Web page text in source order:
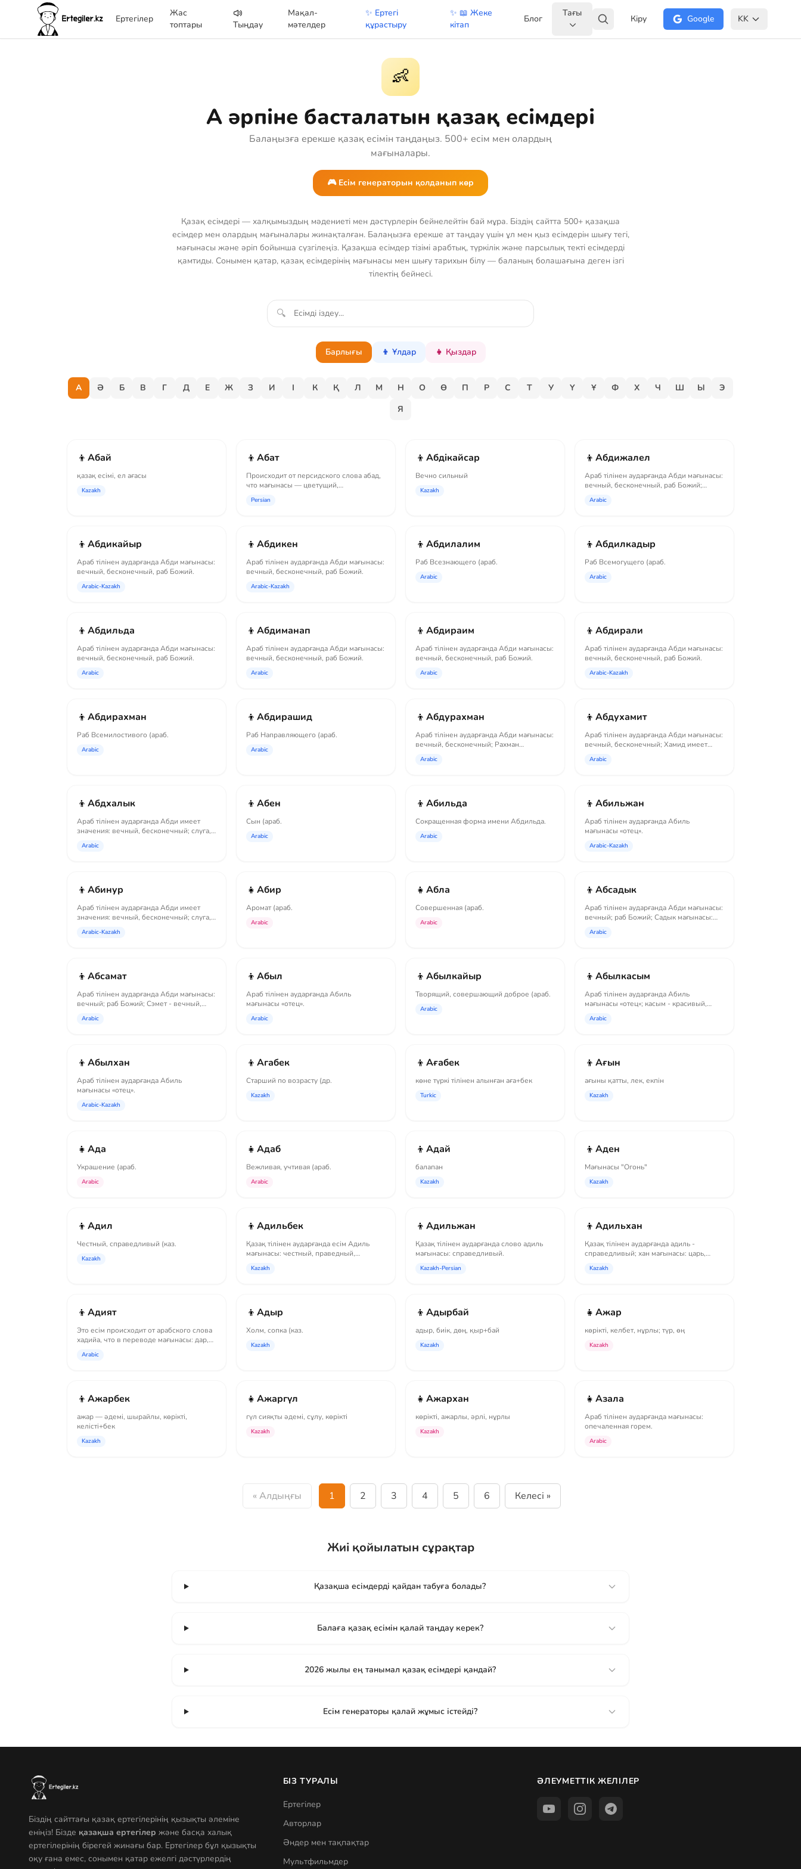
Ертегілер
Жас
топтары
Тыңдау
Мақал-
мәтелдер
✨ Ертегі
құрастыру
✨ 📖 Жеке
кітап
Блог
Тағы
Кіру Google KK
👶
А әрпіне басталатын қазақ есімдері
Балаңызға ерекше қазақ есімін таңдаңыз. 500+ есім мен олардың
мағыналары.
🎮 Есім генераторын қолданып көр
Қазақ есімдері — халқымыздың мәдениеті мен дәстүрлерін бейнелейтін бай мұра. Біздің сайтта 500+ қазақша
есімдер мен олардың мағыналары жинақталған. Балаңызға ерекше ат таңдау үшін ұл мен қыз есімдерін шығу тегі,
мағынасы және әріп бойынша сүзгілеңіз. Қазақша есімдер тізімі арабтық, түркілік және парсылық текті есімдерді
қамтиды. Сонымен қатар, қазақ есімдерінің мағынасы мен шығу тарихын білу — баланың болашағына деген ізгі
тілектің бейнесі.
🔍
Барлығы 👦 Ұлдар 👧 Қыздар
А Ә Б В Г Д Е Ж З И І К Қ Л М Н О Ө П Р С Т У Ү Ұ Ф Х Ч Ш Ы
Э
Я
👦 Абай
қазақ есімі, ел ағасы
Kazakh
👦 Абат
Происходит от персидского слова абад,
что мағынасы — цветущий,
Persian
👦 Абдiкайсар
Вечно сильный
Kazakh
👦 Абдижалел
Араб тілінен аударғанда Абди мағынасы:
вечный, бесконечный, раб Божий;
Arabic
👦 Абдикайыр
Араб тілінен аударғанда Абди мағынасы:
вечный, бесконечный, раб Божий.
Arabic-Kazakh
👦 Абдикен
Араб тілінен аударғанда Абди мағынасы:
вечный, бесконечный, раб Божий.
Arabic-Kazakh
👦 Абдилалим
Раб Всезнающего (араб.
Arabic
👦 Абдилкадыр
Раб Всемогущего (араб.
Arabic
👦 Абдильда
Араб тілінен аударғанда Абди мағынасы:
вечный, бесконечный, раб Божий.
Arabic
👦 Абдиманап
Араб тілінен аударғанда Абди мағынасы:
вечный, бесконечный, раб Божий.
Arabic
👦 Абдираим
Араб тілінен аударғанда Абди мағынасы:
вечный, бесконечный, раб Божий.
Arabic
👦 Абдирали
Араб тілінен аударғанда Абди мағынасы:
вечный, бесконечный, раб Божий.
Arabic-Kazakh
👦 Абдирахман
Раб Всемилостивого (араб.
Arabic
👦 Абдирашид
Раб Направляющего (араб.
Arabic
👦 Абдурахман
Араб тілінен аударғанда Абди мағынасы:
вечный, бесконечный; Рахман
Arabic
👦 Абдухамит
Араб тілінен аударғанда Абди мағынасы:
вечный, бесконечный; Хамид имеет
Arabic
👦 Абдхалык
Араб тілінен аударғанда Абди имеет
значения: вечный, бесконечный; слуга,
Arabic
👦 Абен
Сын (араб.
Arabic
👦 Абильда
Сокращенная форма имени Абдильда.
Arabic
👦 Абильжан
Араб тілінен аударғанда Абиль
мағынасы «отец».
Arabic-Kazakh
👦 Абинур
Араб тілінен аударғанда Абди имеет
значения: вечный, бесконечный; слуга,
Arabic-Kazakh
👧 Абир
Аромат (араб.
Arabic
👧 Абла
Совершенная (араб.
Arabic
👦 Абсадык
Араб тілінен аударғанда Абди мағынасы:
вечный; раб Божий; Садык мағынасы:
Arabic
👦 Абсамат
Араб тілінен аударғанда Абди мағынасы:
вечный; раб Божий; Сэмет - вечный,
Arabic
👦 Абыл
Араб тілінен аударғанда Абиль
мағынасы «отец».
Arabic
👦 Абылкайыр
Творящий, совершающий доброе (араб.
Arabic
👦 Абылкасым
Араб тілінен аударғанда Абиль
мағынасы «отец»; касым - красивый,
Arabic
👦 Абылхан
Араб тілінен аударғанда Абиль
мағынасы «отец».
Arabic-Kazakh
👦 Агабек
Старший по возрасту (др.
Kazakh
👦 Ағабек
көне түркі тілінен алынған аға+бек
Turkic
👦 Ағын
ағыны қатты, лек, екпін
Kazakh
👧 Ада
Украшение (араб.
Arabic
👧 Адаб
Вежливая, учтивая (араб.
Arabic
👦 Адай
балапан
Kazakh
👦 Аден
Мағынасы "Огонь"
Kazakh
👦 Адил
Честный, справедливый (каз.
Kazakh
👦 Адильбек
Қазақ тілінен аударғанда есім Адиль
мағынасы: честный, праведный,
Kazakh
👦 Адильжан
Қазақ тілінен аударғанда слово адиль
мағынасы: справедливый.
Kazakh-Persian
👦 Адильхан
Қазақ тілінен аударғанда адиль -
справедливый; хан мағынасы: царь,
Kazakh
👦 Адият
Это есім происходит от арабского слова
хадийа, что в переводе мағынасы: дар,
Arabic
👦 Адыр
Холм, сопка (каз.
Kazakh
👦 Адырбай
адыр, биік, дөң, қыр+бай
Kazakh
👧 Ажар
көрікті, келбет, нұрлы; түр, өң
Kazakh
👦 Ажарбек
ажар — әдемі, шырайлы, көрікті,
келісті+бек
Kazakh
👧 Ажаргүл
гүл сияқты әдемі, сұлу, көрікті
Kazakh
👧 Ажархан
көрікті, ажарлы, әрлі, нұрлы
Kazakh
👧 Азала
Араб тілінен аударғанда мағынасы:
опечаленная горем.
Arabic
« Алдыңғы 1 2 3 4 5 6 Келесі »
Жиі қойылатын сұрақтар
Қазақша есімдерді қайдан табуға болады?
Балаға қазақ есімін қалай таңдау керек?
2026 жылы ең танымал қазақ есімдері қандай?
Есім генераторы қалай жұмыс істейді?
Біздің сайттағы қазақ ертегілерінің қызықты әлеміне
еніңіз! Бізде қазақша ертегілер және басқа халық
ертегілерінің бірегей жинағы бар. Ертегілер бұл қызықты
оқу ғана емес, сонымен қатар ежелгі дәстүрлердің
БІЗ ТУРАЛЫ
Ертегілер
Авторлар
Әндер мен тақпақтар
Мультфильмдер
ӘЛЕУМЕТТІК ЖЕЛІЛЕР